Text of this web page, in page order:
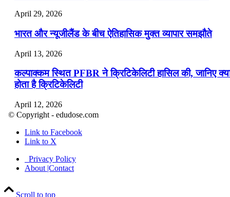
April 29, 2026
भारत और न्यूजीलैंड के बीच ऐतिहासिक मुक्त व्यापार समझौते
April 13, 2026
कल्पाक्कम स्थित PFBR ने क्रिटिकेलिटी हासिल की, जानिए
होता है क्रिटिकेलिटी
April 12, 2026
April 9, 2026
नासा का आर्टेमिस-2 मिशन: मनुष्य एक बार फिर से चंद्रमा के
पहुंचा
April 7, 2026
© Copyright - edudose.com
Link to Facebook
Link to X
Privacy Policy
About |Contact
Scroll to top